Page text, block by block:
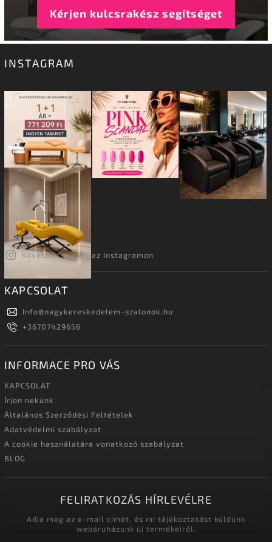
Kérjen kulcsrakész segítséget
INSTAGRAM
Kövessen minket az Instagramon
KAPCSOLAT
Info@nagykereskedelem-szalonok.hu
+36707429656
INFORMACE PRO VÁS
KAPCSOLAT
Írjon nekünk
Általános Szerződési Feltételek
Adatvédelmi szabályzat
A cookie használatára vonatkozó szabályzat
BLOG
FELIRATKOZÁS HÍRLEVÉLRE
Adja meg az e-mail címét, és mi tájékoztatást küldünk
webáruházunk új termékeiről.